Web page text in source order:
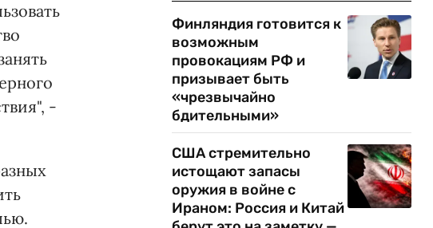
-
Финляндия готовится к
возможным
провокациям РФ и
призывает быть
«чрезвычайно
бдительными»
США стремительно
истощают запасы
оружия в войне с
Ираном: Россия и Китай